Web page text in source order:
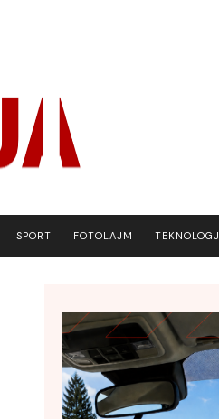
SPORT FOTOLAJM